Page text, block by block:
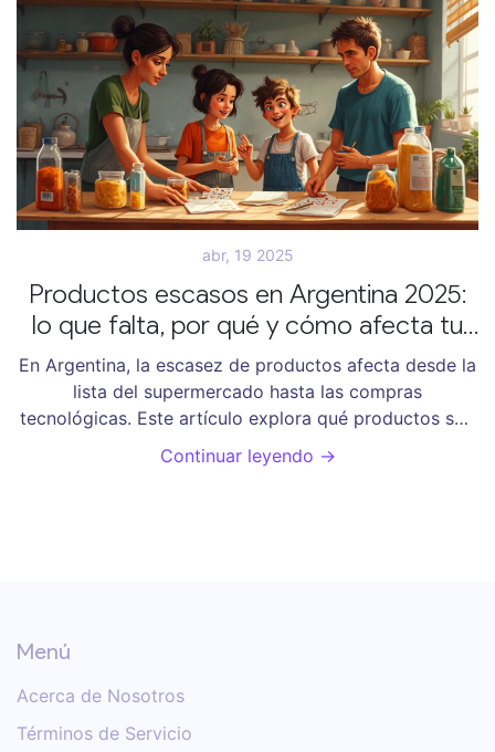
abr, 19 2025
Productos escasos en Argentina 2025:
lo que falta, por qué y cómo afecta tu
día a día
En Argentina, la escasez de productos afecta desde la
lista del supermercado hasta las compras
tecnológicas. Este artículo explora qué productos son
más difíciles de conseguir en 2025, por qué sucede,
cómo repercute en la vida diaria y qué estrategias
Continuar leyendo →
Menú
Acerca de Nosotros
Términos de Servicio